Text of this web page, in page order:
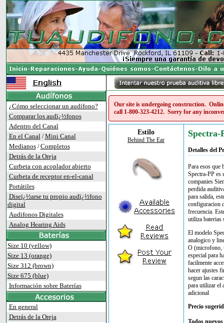
¿Cómo seleccionar un audífono?
Comparar los audï¿½fonos
Adentro del Canal
En el Canal/Mini Canal
Medianos/Completos
Detrás de la Oreja
Curbeta con acoplador abierto
Curbeta de receptor en-el-canal
Portátiles
Diseï¿½arse tu propio audï¿½fono
digital
Audifonos Digitales
Analog Hearing Aids
Size 10 (yellow)
Size 13 (orange)
Size 312 (brown)
Size 675 (blue)
Información sobre Baterías
En general
Detrás de la Oreja
Our site is undergoing construction.
call 1-800-323-4212. Sorry for any
Estilo
Behind The Ear
Spectra-
Detalles del
Para esos que
Spectra-PP es
companies
perdida
para salida,
configuracion
frecuencia.
utiliza baterias
El modelo
analogico y
O (microfono,
especial para
facilmente
hacer ajustes
segun las
para utilizar el
adicional
Precio
Todos